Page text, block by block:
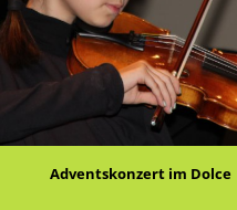
Adventskonzert im Dolce